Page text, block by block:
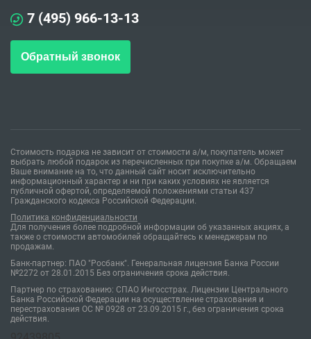
7 (495) 966-13-13
Обратный звонок
Стоимость подарка не зависит от стоимости а/м, покупатель может
выбрать любой подарок из перечисленных при покупке а/м. Обращаем
Ваше внимание на то, что данный сайт носит исключительно
информационный характер и ни при каких условиях не является
публичной офертой, определяемой положениями статьи 437
Гражданского кодекса Российской Федерации.
Политика конфиденциальности
Для получения более подробной информации об указанных акциях, а
также о стоимости автомобилей обращайтесь к менеджерам по
продажам.
Банк-партнер: ПАО "Росбанк". Генеральная лицензия Банка России
№2272 от 28.01.2015 Без ограничения срока действия.
Партнер по страхованию: СПАО Ингосстрах. Лицензии Центрального
Банка Российской Федерации на осуществление страхования и
перестрахования ОС № 0928 от 23.09.2015 г., без ограничения срока
действия.